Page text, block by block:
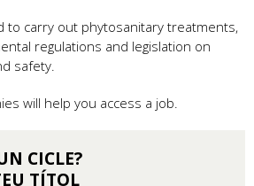
to carry out phytosanitary treatments,
regulations and legislation on
safety.
will help you access a job.
CICLE?
TÍTOL